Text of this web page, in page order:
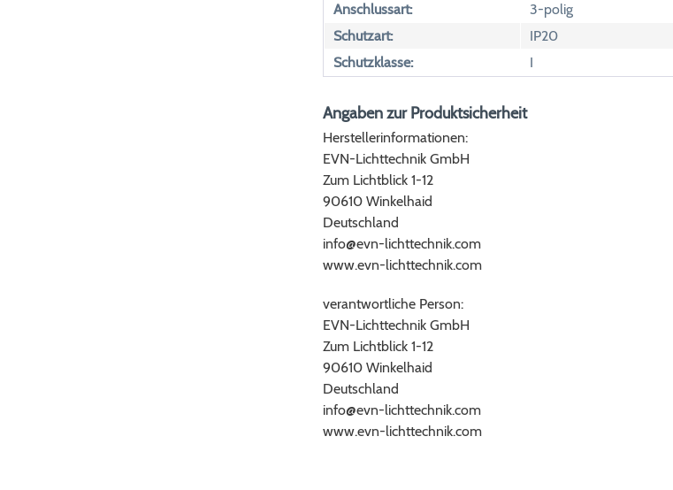
Anschlussart:
3-polig
Schutzart:
IP20
Schutzklasse:
I
Angaben zur Produktsicherheit
Herstellerinformationen:
EVN-Lichttechnik GmbH
Zum Lichtblick 1-12
90610 Winkelhaid
Deutschland
info@evn-lichttechnik.com
www.evn-lichttechnik.com
verantwortliche Person:
EVN-Lichttechnik GmbH
Zum Lichtblick 1-12
90610 Winkelhaid
Deutschland
info@evn-lichttechnik.com
www.evn-lichttechnik.com